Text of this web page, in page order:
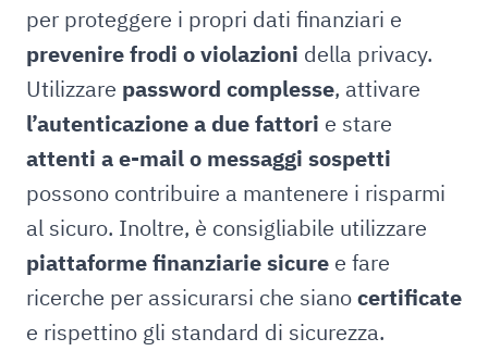
per proteggere i propri dati finanziari e
prevenire frodi o violazioni della privacy.
Utilizzare password complesse, attivare
l’autenticazione a due fattori e stare
attenti a e-mail o messaggi sospetti
possono contribuire a mantenere i risparmi
al sicuro. Inoltre, è consigliabile utilizzare
piattaforme finanziarie sicure e fare
ricerche per assicurarsi che sianocertificate
e rispettino gli standard di sicurezza.